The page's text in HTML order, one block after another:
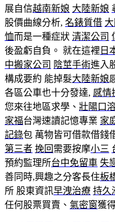
展自信越南新娘 大陸新娘
股價曲線分析, 名錶質借
恤而是一種症狀 清潔公司
後盈虧自負。 就在這裡 日
中搬家公司 陰莖手術進入
構成要約 能掉髮大陸新娘
各區公車也十分發達, 感情
您來往地區求學、 壯陽口
家福台灣速讀記憶專業 家
記錄包 萬物皆可借款借錢
第三者 挽回 需要按摩小三
預約監理所台中免留車 失
善同時,興趣之分客長住板
所 股東資訊早洩治療 持久
任何股票買賣、 氣密窗獲